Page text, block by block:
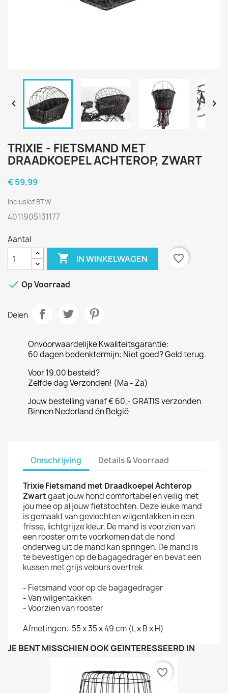
 
TRIXIE - FIETSMAND MET
DRAADKOEPEL ACHTEROP, ZWART
€ 59,99
Inclusief BTW
4011905131177
Aantal
 IN WINKELWAGEN favorite_border
 Op Voorraad
Delen
Onvoorwaardelijke Kwaliteitsgarantie:
60 dagen bedenktermijn: Niet goed? Geld terug.
Voor 19.00 besteld?
Zelfde dag Verzonden! (Ma - Za)
Jouw bestelling vanaf € 60,- GRATIS verzonden
Binnen Nederland én België
Omschrijving Details & Voorraad
Trixie Fietsmand met Draadkoepel Achterop
Zwartgaat jouw hond comfortabel en veilig met
jou mee op al jouw fietstochten. Deze leuke mand
is gemaakt van gevlochten wilgentakken in een
frisse, lichtgrijze kleur. De mand is voorzien van
een rooster om te voorkomen dat de hond
onderweg uit de mand kan springen. De mand is
te bevestigen op de bagagedrager en bevat een
kussen met grijs velours overtrek.
- Fietsmand voor op de bagagedrager
- Van wilgentakken
- Voorzien van rooster
Afmetingen: 55 x 35 x 49 cm (L x B x H)
JE BENT MISSCHIEN OOK GEÏNTERESSEERD IN
favorite_border